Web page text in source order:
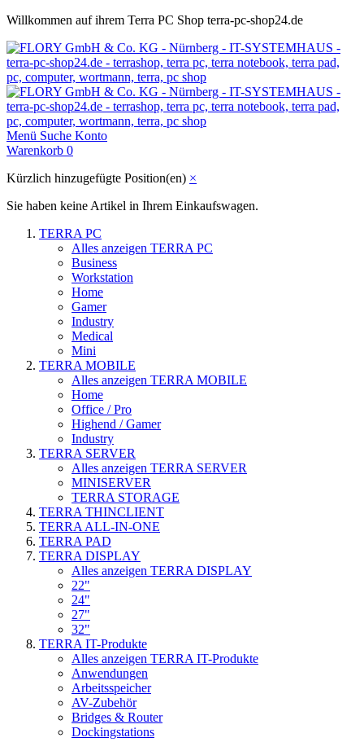
Willkommen auf ihrem Terra PC Shop terra-pc-shop24.de
Menü Suche Konto
Warenkorb 0
Kürzlich hinzugefügte Position(en) ×
Sie haben keine Artikel in Ihrem Einkaufswagen.
TERRA PC
Alles anzeigen TERRA PC
Business
Workstation
Home
Gamer
Industry
Medical
Mini
TERRA MOBILE
Alles anzeigen TERRA MOBILE
Home
Office / Pro
Highend / Gamer
Industry
TERRA SERVER
Alles anzeigen TERRA SERVER
MINISERVER
TERRA STORAGE
TERRA THINCLIENT
TERRA ALL-IN-ONE
TERRA PAD
TERRA DISPLAY
Alles anzeigen TERRA DISPLAY
22"
24"
27"
32"
TERRA IT-Produkte
Alles anzeigen TERRA IT-Produkte
Anwendungen
Arbeitsspeicher
AV-Zubehör
Bridges & Router
Dockingstations